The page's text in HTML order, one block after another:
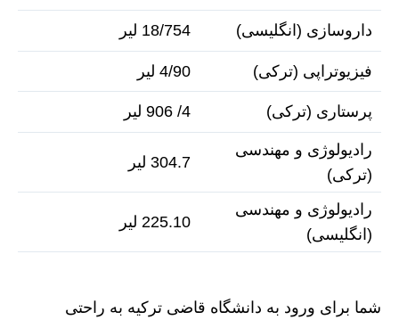
داروسازی (انگلیسی) 18/754 لیر
فیزیوتراپی (ترکی) 4/90 لیر
پرستاری (ترکی) 4/ 906 لیر
رادیولوژی و مهندسی
(ترکی)
304.7 لیر
رادیولوژی و مهندسی
(انگلیسی)
225.10 لیر
شما برای ورود به دانشگاه قاضی ترکیه به راحتی